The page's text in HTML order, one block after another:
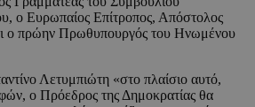
ο Ευρωπαίος Επίτροπος, Απόστολος
ο πρώην Πρωθυπουργός του Ηνωμένου
Λετυμπιώτη «στο πλαίσιο αυτό,
ο Πρόεδρος της Δημοκρατίας θα